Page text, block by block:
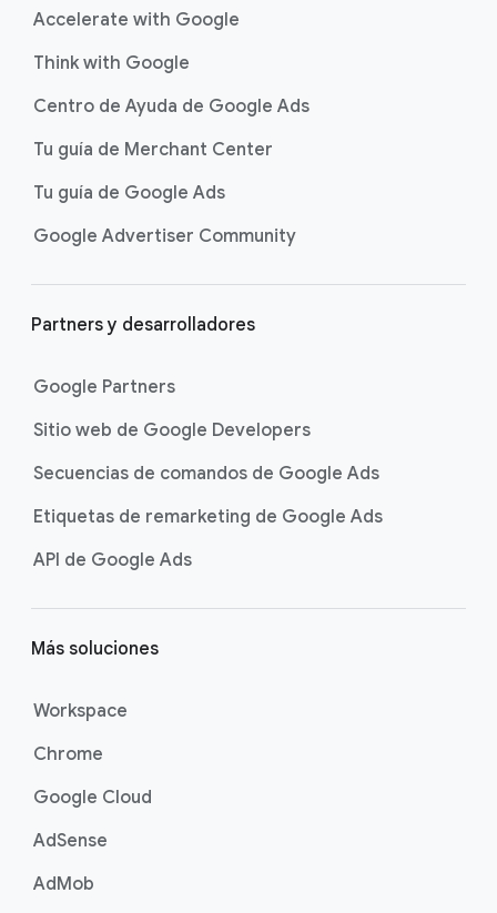
Accelerate with Google
Think with Google
Centro de Ayuda de Google Ads
Tu guía de Merchant Center
Tu guía de Google Ads
Google Advertiser Community
Partners y desarrolladores
Google Partners
Sitio web de Google Developers
Secuencias de comandos de Google Ads
Etiquetas de remarketing de Google Ads
API de Google Ads
Más soluciones
Workspace
Chrome
Google Cloud
AdSense
AdMob